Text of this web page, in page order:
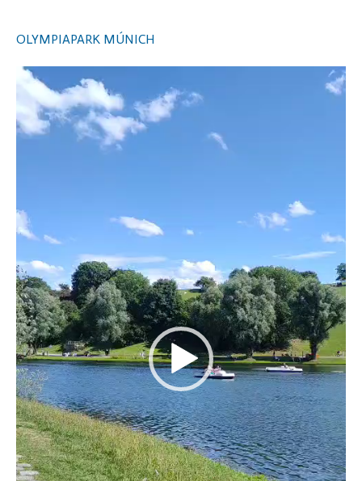
OLYMPIAPARK MÚNICH
Video
Player